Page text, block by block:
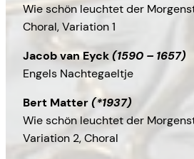
Wie schön leuchtet der
Choral, Variation 1
Jacob van Eyck(1590 – 1657)
Engels Nachtegaeltje
Bert Matter(*1937)
Wie schön leuchtet der
Variation 2, Choral